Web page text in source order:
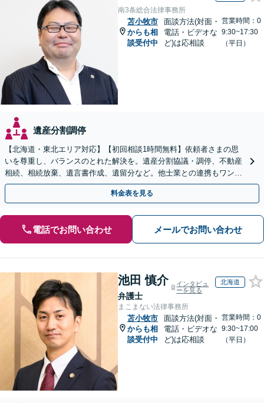
南3条総合法律事務所
苫小牧市
からも相
談受付中
面談方法(対面・
電話・ビデオな
ど)は応相談
営業時間：0
9:30~17:30
（平日）
遺産分割調停
【北海道・東北エリア対応】【初回相談1時間無料】依頼者さまの思
いを尊重し、バランスのとれた解決を。遺産分割協議・調停、不動産
相続、相続放棄、遺言書作成、遺留分など。他士業との連携もワンス
トップで対応します【休日・夜間面談OK】
料金表を見る
電話でお問い合わせ メールでお問い合わせ
池田 慎介
弁護士
インタビュ
ーを見る
北海道
まこまない法律事務所
苫小牧市
からも相
談受付中
面談方法(対面・
電話・ビデオな
ど)は応相談
営業時間：0
9:30~17:00
（平日）